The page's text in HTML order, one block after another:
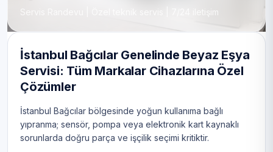
Servis Randevu | Özel teknik servis | 7/24 iletişim
İstanbul Bağcılar Genelinde Beyaz Eşya
Servisi: Tüm Markalar Cihazlarına Özel
Çözümler
İstanbul Bağcılar bölgesinde yoğun kullanıma bağlı
yıpranma; sensör, pompa veya elektronik kart kaynaklı
sorunlarda doğru parça ve işçilik seçimi kritiktir.